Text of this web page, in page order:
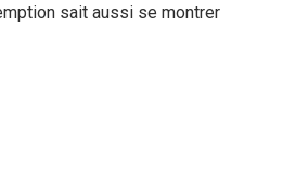
sait aussi se montrer